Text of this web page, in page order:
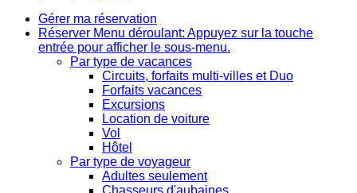
Gérer ma réservation
Réserver Menu déroulant: Appuyez sur la touche
entrée pour afficher le sous-menu.
Par type de vacances
Circuits, forfaits multi-villes et Duo
Forfaits vacances
Excursions
Location de voiture
Vol
Hôtel
Par type de voyageur
Adultes seulement